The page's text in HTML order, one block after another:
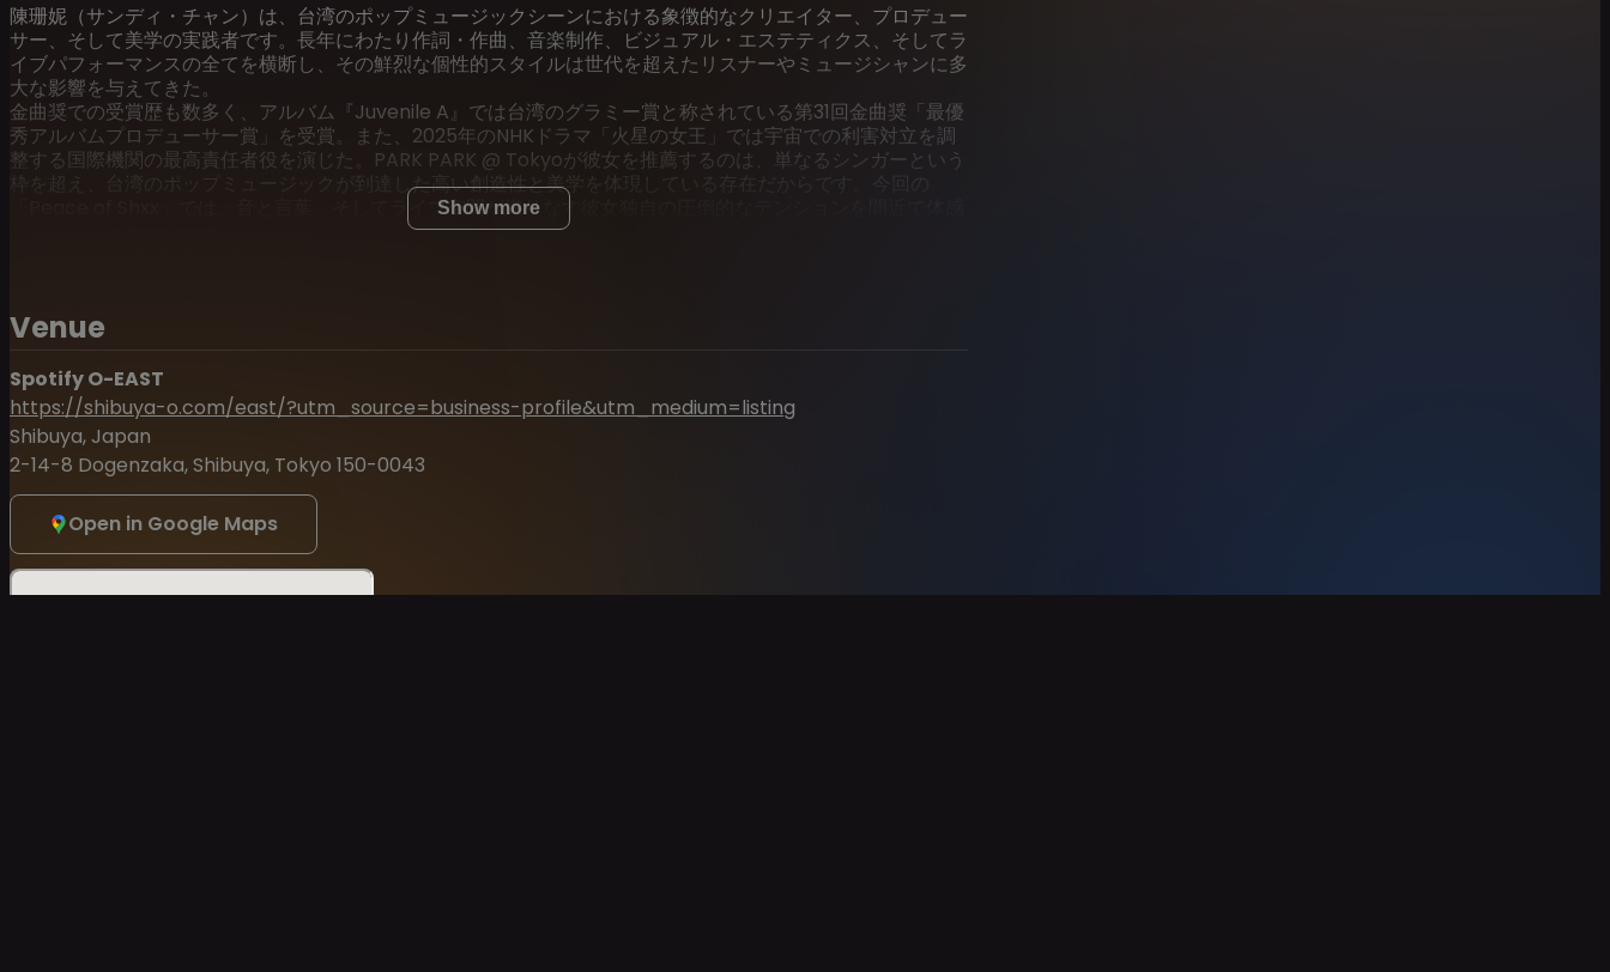
陳珊妮（サンディ・チャン）は、台湾のポップミュージックシーンにおける象徴的なクリエイター、プロデュー
サー、そして美学の実践者です。長年にわたり作詞・作曲、音楽制作、ビジュアル・エステティクス、そしてラ
イブパフォーマンスの全てを横断し、その鮮烈な個性的スタイルは世代を超えたリスナーやミュージシャンに多
大な影響を与えてきた。
金曲奨での受賞歴も数多く、アルバム『Juvenile A』では台湾のグラミー賞と称されている第31回金曲奨「最優
秀アルバムプロデューサー賞」を受賞。また、2025年のNHKドラマ「火星の女王」では宇宙での利害対立を調
整する国際機関の最高責任者役を演じた。PARK PARK @ Tokyoが彼女を推薦するのは、単なるシンガーという
枠を超え、台湾のポップミュージックが到達した高い創造性と美学を体現している存在だからです。今回の
「Peace of Shxx」では、音と言葉、そしてライブ空間が織りなす彼女独自の圧倒的なテンションを間近で体感
Show more
Venue
Spotify O-EAST
https://shibuya-o.com/east/?utm_source=business-profile&utm_medium=listing
Shibuya, Japan
2-14-8 Dogenzaka, Shibuya, Tokyo 150-0043
Open in Google Maps